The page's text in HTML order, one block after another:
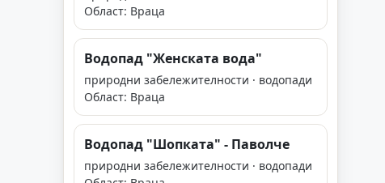
Област: Враца
Водопад "Женската вода"
природни забележителности · водопади
Област: Враца
Водопад "Шопката" - Паволче
природни забележителности · водопади